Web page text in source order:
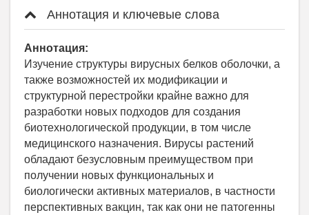
Аннотация и ключевые слова
Аннотация:
Изучение структуры вирусных белков оболочки, а
также возможностей их модификации и
структурной перестройки крайне важно для
разработки новых подходов для создания
биотехнологической продукции, в том числе
медицинского назначения. Вирусы растений
обладают безусловным преимуществом при
получении новых функциональных и
биологически активных материалов, в частности
перспективных вакцин, так как они не патогенны